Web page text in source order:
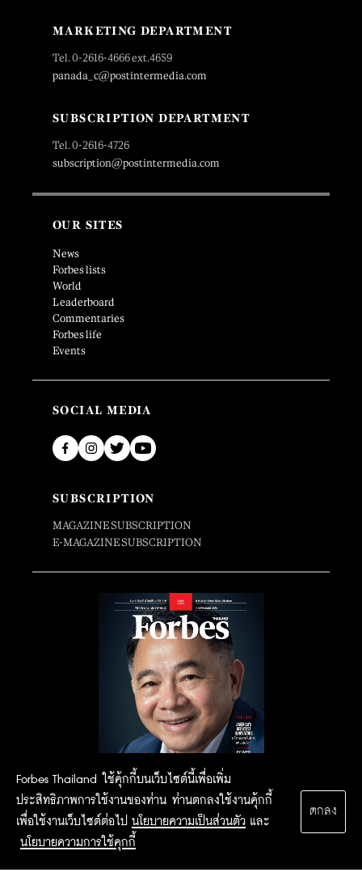
Forbes Thailand ใช้คุ้กกี้บนเว็บไซต์นี้เพื่อเพิ่ม
ประสิทธิภาพการใช้งานของท่าน ท่านตกลงใช้งานคุ้กกี้
เพื่อใช้งานเว็บไซต์ต่อไป นโยบายความเป็นส่วนตัว และ
นโยบายความการใช้คุกกี้
ตกลง
MARKETING DEPARTMENT
Tel. 0-2616-4666 ext.4659
panada_c@postintermedia.com
SUBSCRIPTION DEPARTMENT
Tel. 0-2616-4726
subscription@postintermedia.com
OUR SITES
News
Forbes lists
World
Leaderboard
Commentaries
Forbes life
Events
SOCIAL MEDIA
SUBSCRIPTION
MAGAZINE SUBSCRIPTION
E-MAGAZINE SUBSCRIPTION
2015 Forbesthailand.com ALL RIGHTS RESERVED